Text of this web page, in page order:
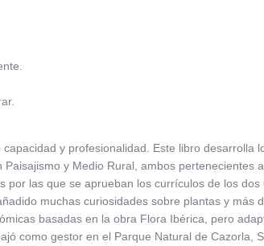
y profesionalidad. Este libro desarrolla
y Medio Rural, ambos pertenecientes
las que se aprueban los currículos de los
muchas curiosidades sobre plantas y más
basadas en la obra Flora Ibérica, pero
como gestor en el Parque Natural de Cazorla,